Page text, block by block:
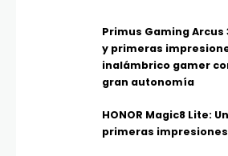
Primus Gaming Arcus
y primeras
inalámbrico gamer
gran autonomía
HONOR Magic8 Lite:
primeras